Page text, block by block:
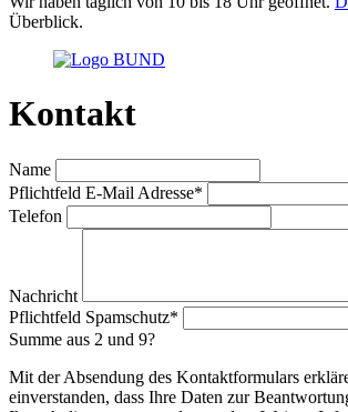
Überblick.
Kontakt
Name
Pflichtfeld E-Mail Adresse*
Telefon
Nachricht
Pflichtfeld Spamschutz*
Summe aus 2 und 9?
Mit der Absendung des Kontaktformulars
einverstanden, dass Ihre Daten zur